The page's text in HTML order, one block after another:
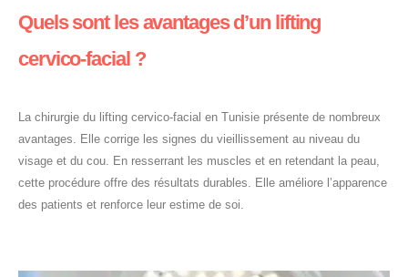
Quels sont les avantages d’un lifting
cervico-facial ?
La chirurgie du lifting cervico-facial en Tunisie présente de nombreux
avantages. Elle corrige les signes du vieillissement au niveau du
visage et du cou. En resserrant les muscles et en retendant la peau,
cette procédure offre des résultats durables. Elle améliore l’apparence
des patients et renforce leur estime de soi.